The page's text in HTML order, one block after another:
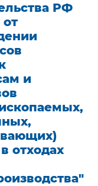
РФ
от
и
отходах